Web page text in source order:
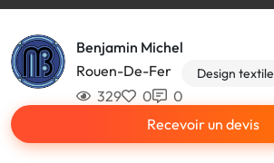
Benjamin Michel
Rouen-De-Fer
Design textile
329 0
0
Recevoir un devis